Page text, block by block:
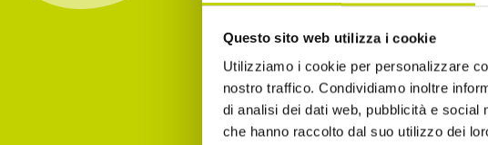
Questo sito web utilizza i cookie
Utilizziamo i cookie per personalizzare
nostro traffico. Condividiamo inoltre
di analisi dei dati web, pubblicità e
che hanno raccolto dal suo utilizzo dei
essere sempre
Email